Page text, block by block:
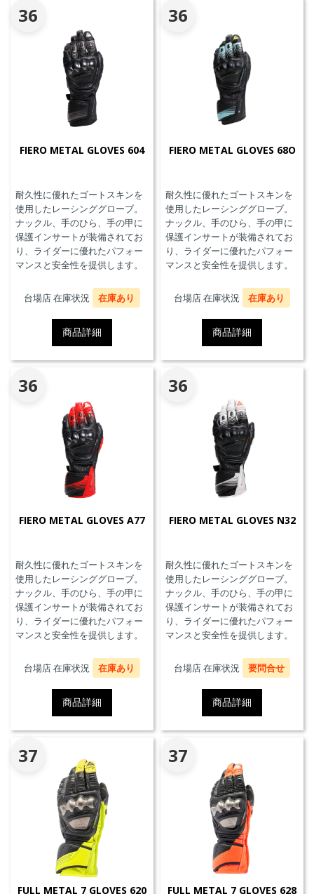
の交換が必要です。
公認モデル。
36
FIERO METAL GLOVES 604
耐久性に優れたゴートスキンを
使用したレーシンググローブ。
ナックル、手のひら、手の甲に
保護インサートが装備されてお
り、ライダーに優れたパフォー
マンスと安全性を提供します。
台場店 在庫状況 在庫あり
商品詳細
36
FIERO METAL GLOVES 68O
耐久性に優れたゴートスキンを
使用したレーシンググローブ。
ナックル、手のひら、手の甲に
保護インサートが装備されてお
り、ライダーに優れたパフォー
マンスと安全性を提供します。
台場店 在庫状況 在庫あり
商品詳細
36
FIERO METAL GLOVES A77
耐久性に優れたゴートスキンを
使用したレーシンググローブ。
ナックル、手のひら、手の甲に
保護インサートが装備されてお
り、ライダーに優れたパフォー
マンスと安全性を提供します。
台場店 在庫状況 在庫あり
商品詳細
36
FIERO METAL GLOVES N32
耐久性に優れたゴートスキンを
使用したレーシンググローブ。
ナックル、手のひら、手の甲に
保護インサートが装備されてお
り、ライダーに優れたパフォー
マンスと安全性を提供します。
台場店 在庫状況 要問合せ
商品詳細
37
FULL METAL 7 GLOVES 620
37
FULL METAL 7 GLOVES 628